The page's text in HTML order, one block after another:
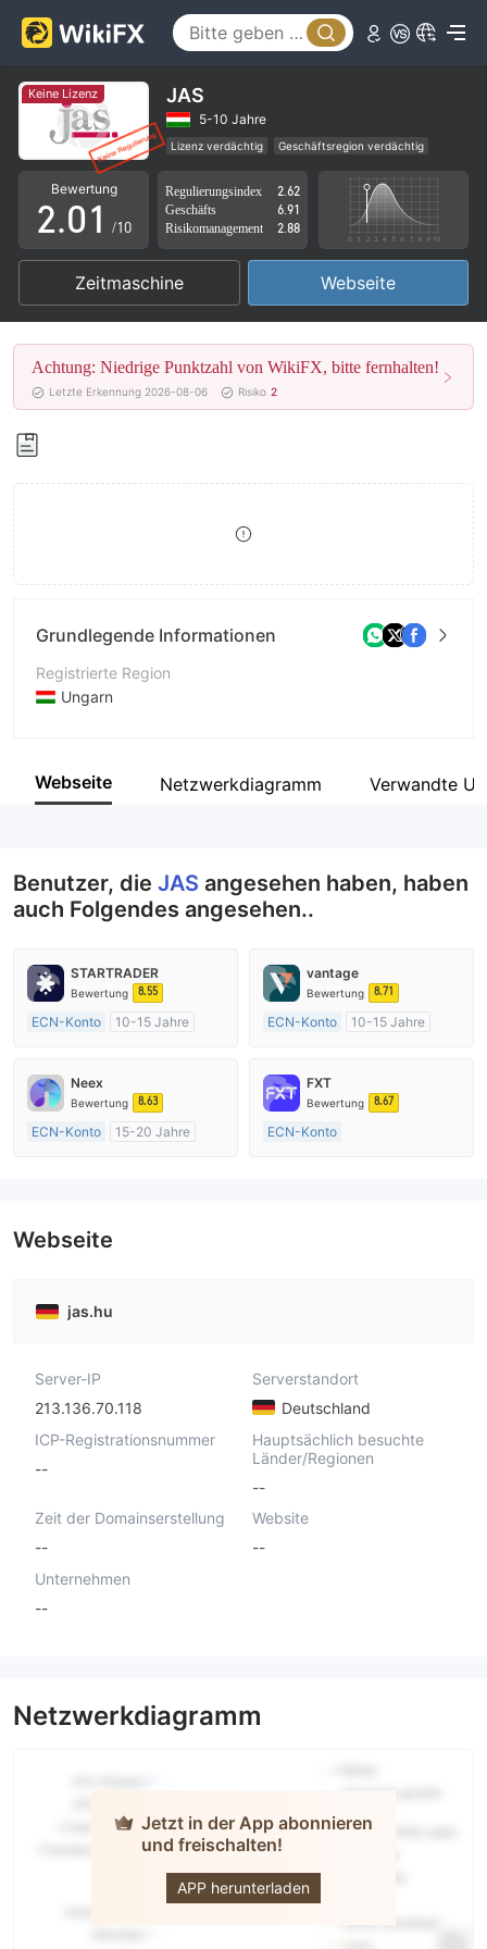
Keine Lizenz JAS
5-10 Jahre
Lizenz verdächtig
Geschäftsregion verdächtig
Hohes potenzielles Risiko
Bewertung
0
1
2
3
4
5
6
7
8
.0
1
2
3
4
6
0
1
2
3
4
5
7
/10
Regulierungsindex
2.62
Geschäfts
6.91
Risikomanagement
2.88
Zeitmaschine Webseite
Achtung: Niedrige Punktzahl von WikiFX, bitte fernhalten!
Letzte Erkennung 2026-08-06 Risiko 2
Grundlegende Informationen
Registrierte Region
Ungarn
Unternehmen
Webseite Netzwerkdiagramm Verwandte
Benutzer, die JAS angesehen haben, haben
auch Folgendes angesehen..
STARTRADER
Bewertung 8.55
ECN-Konto
10-15 Jahre
Market Making (MM)
MT4-Volllizenz
vantage
Bewertung 8.71
ECN-Konto
10-15 Jahre
Market Making (MM)
MT4-Volllizenz
Neex
Bewertung 8.63
ECN-Konto
15-20 Jahre
FXT
Bewertung 8.67
ECN-Konto
Webseite
jas.hu
Server-IP
213.136.70.118
Serverstandort
Deutschland
ICP-Registrationsnummer
--
Hauptsächlich besuchte
Länder/Regionen
--
Zeit der Domainserstellung
--
Website
--
Unternehmen
--
Netzwerkdiagramm
Jetzt in der App abonnieren
und freischalten!
APP herunterladen